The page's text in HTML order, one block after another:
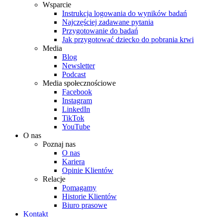
Wsparcie
Instrukcja logowania do wyników badań
Najczęściej zadawane pytania
Przygotowanie do badań
Jak przygotować dziecko do pobrania krwi
Media
Blog
Newsletter
Podcast
Media społecznościowe
Facebook
Instagram
LinkedIn
TikTok
YouTube
O nas
Poznaj nas
O nas
Kariera
Opinie Klientów
Relacje
Pomagamy
Historie Klientów
Biuro prasowe
Kontakt